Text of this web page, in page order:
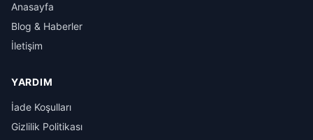
Anasayfa
Blog & Haberler
İletişim
YARDIM
İade Koşulları
Gizlilik Politikası